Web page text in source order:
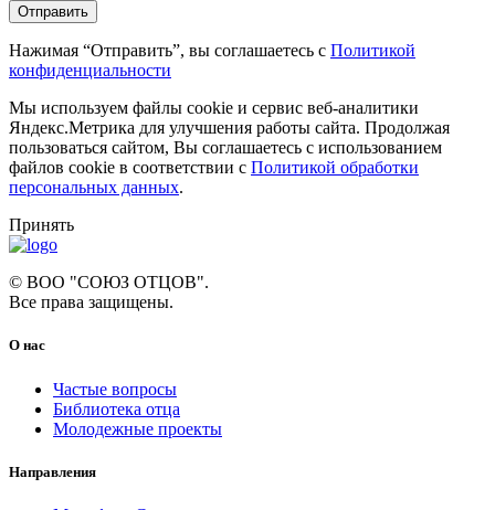
Нажимая “Отправить”, вы соглашаетесь с Политикой
конфиденциальности
Мы используем файлы cookie и сервис веб-аналитики
Яндекс.Метрика для улучшения работы сайта. Продолжая
пользоваться сайтом, Вы соглашаетесь с использованием
файлов cookie в соответствии с Политикой обработки
персональных данных.
Принять
© ВОО "СОЮЗ ОТЦОВ".
Все права защищены.
О нас
Частые вопросы
Библиотека отца
Молодежные проекты
Направления